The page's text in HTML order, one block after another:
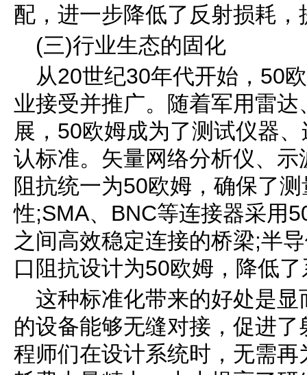
配，进一步降低了反射损耗
(三)行业生态的固化
从20世纪30年代开始，50
业接受并推广。随着军用雷
展，50欧姆成为了测试仪器
认标准。矢量网络分析仪、
阻抗统一为50欧姆，确保了
性;SMA、BNC等连接器采用
之间高效稳定连接的桥梁;半
口阻抗设计为50欧姆，降低
这种标准化带来的好处是
的设备能够无缝对接，促进
程师们在设计系统时，无需